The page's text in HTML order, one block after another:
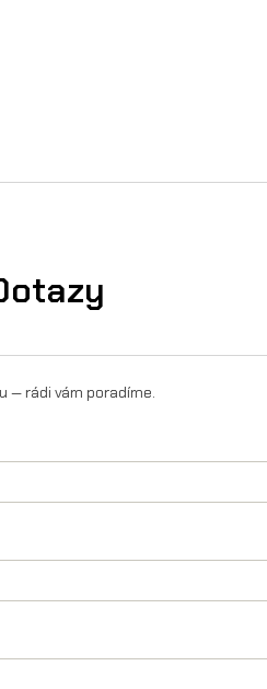
— rádi vám poradíme.